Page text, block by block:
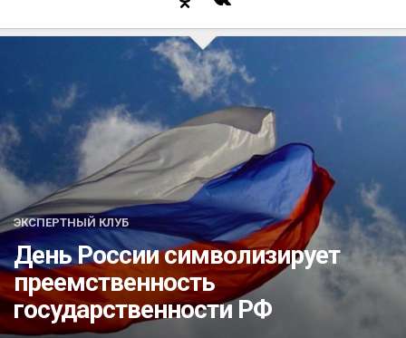
Послесловие к празднику
Факт
Неожиданный ракурс
Контакты
Люди родного края
Акция
К 70-летию районного Дома культуры
Конкурс
Люди родного края
ЭКСПЕРТНЫЙ КЛУБ
День России символизирует
преемственность
государственности РФ